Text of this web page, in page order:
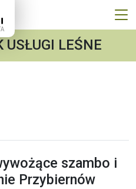
USŁUGI LEŚNE
szambo i
Przybiernów